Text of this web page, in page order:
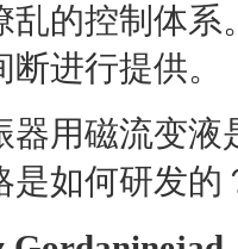
乱的控制体
进行提供。
器用磁流变液
是如何研发的